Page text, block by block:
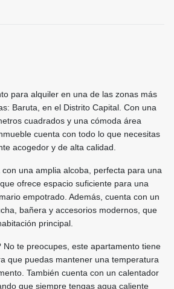
para alquiler en una de las zonas más
Baruta, en el Distrito Capital. Con una
cuadrados y una cómoda área
cuenta con todo lo que necesitas
acogedor y de alta calidad.
una amplia alcoba, perfecta para una
ofrece espacio suficiente para una
empotrado. Además, cuenta con un
bañera y accesorios modernos, que
principal.
No te preocupes, este apartamento tiene
que puedas mantener una temperatura
También cuenta con un calentador
que siempre tengas agua caliente